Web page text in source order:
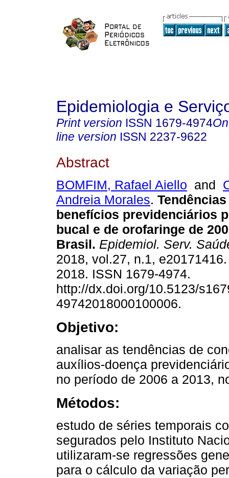
Epidemiologia e
Print version ISSN 1679-4974
line version ISSN 2237-9622
Abstract
BOMFIM, Rafael Aiello and
Andreia Morales.
benefícios previdenciários
bucal e de orofaringe de
Brasil. Epidemiol. Serv.
2018, vol.27, n.1,
2018. ISSN 1679-4974.
http://dx.doi.org/10.5123/
49742018000100006.
Objetivo:
analisar as tendências de
auxílios-doença
no período de 2006 a 2013,
Métodos:
estudo de séries temporais
segurados pelo Instituto
utilizaram-se regressões
para o cálculo da variação